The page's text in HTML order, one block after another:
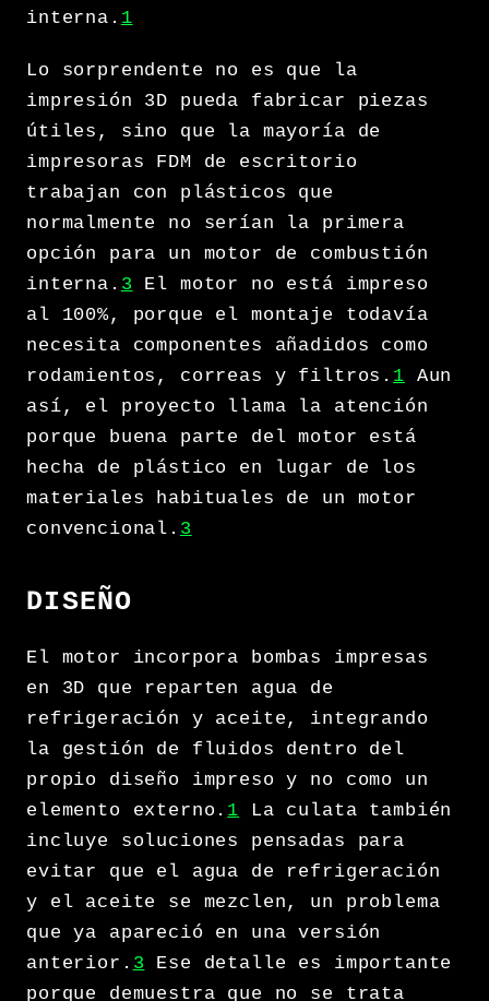
interna. 1
Lo sorprendente no es que la
impresión 3D pueda fabricar piezas
útiles, sino que la mayoría de
impresoras FDM de escritorio
trabajan con plásticos que
normalmente no serían la primera
opción para un motor de combustión
interna. 3 El motor no está impreso
al 100%, porque el montaje todavía
necesita componentes añadidos como
rodamientos, correas y filtros. 1 Aun
así, el proyecto llama la atención
porque buena parte del motor está
hecha de plástico en lugar de los
materiales habituales de un motor
convencional. 3
DISEÑO
El motor incorpora bombas impresas
en 3D que reparten agua de
refrigeración y aceite, integrando
la gestión de fluidos dentro del
propio diseño impreso y no como un
elemento externo. 1 La culata también
incluye soluciones pensadas para
evitar que el agua de refrigeración
y el aceite se mezclen, un problema
que ya apareció en una versión
anterior. 3 Ese detalle es importante
porque demuestra que no se trata